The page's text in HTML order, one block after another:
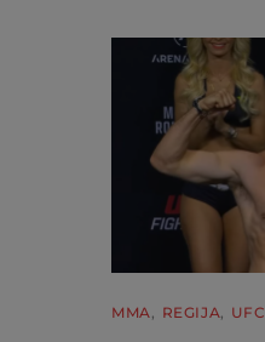
MMA REGIJA UFC